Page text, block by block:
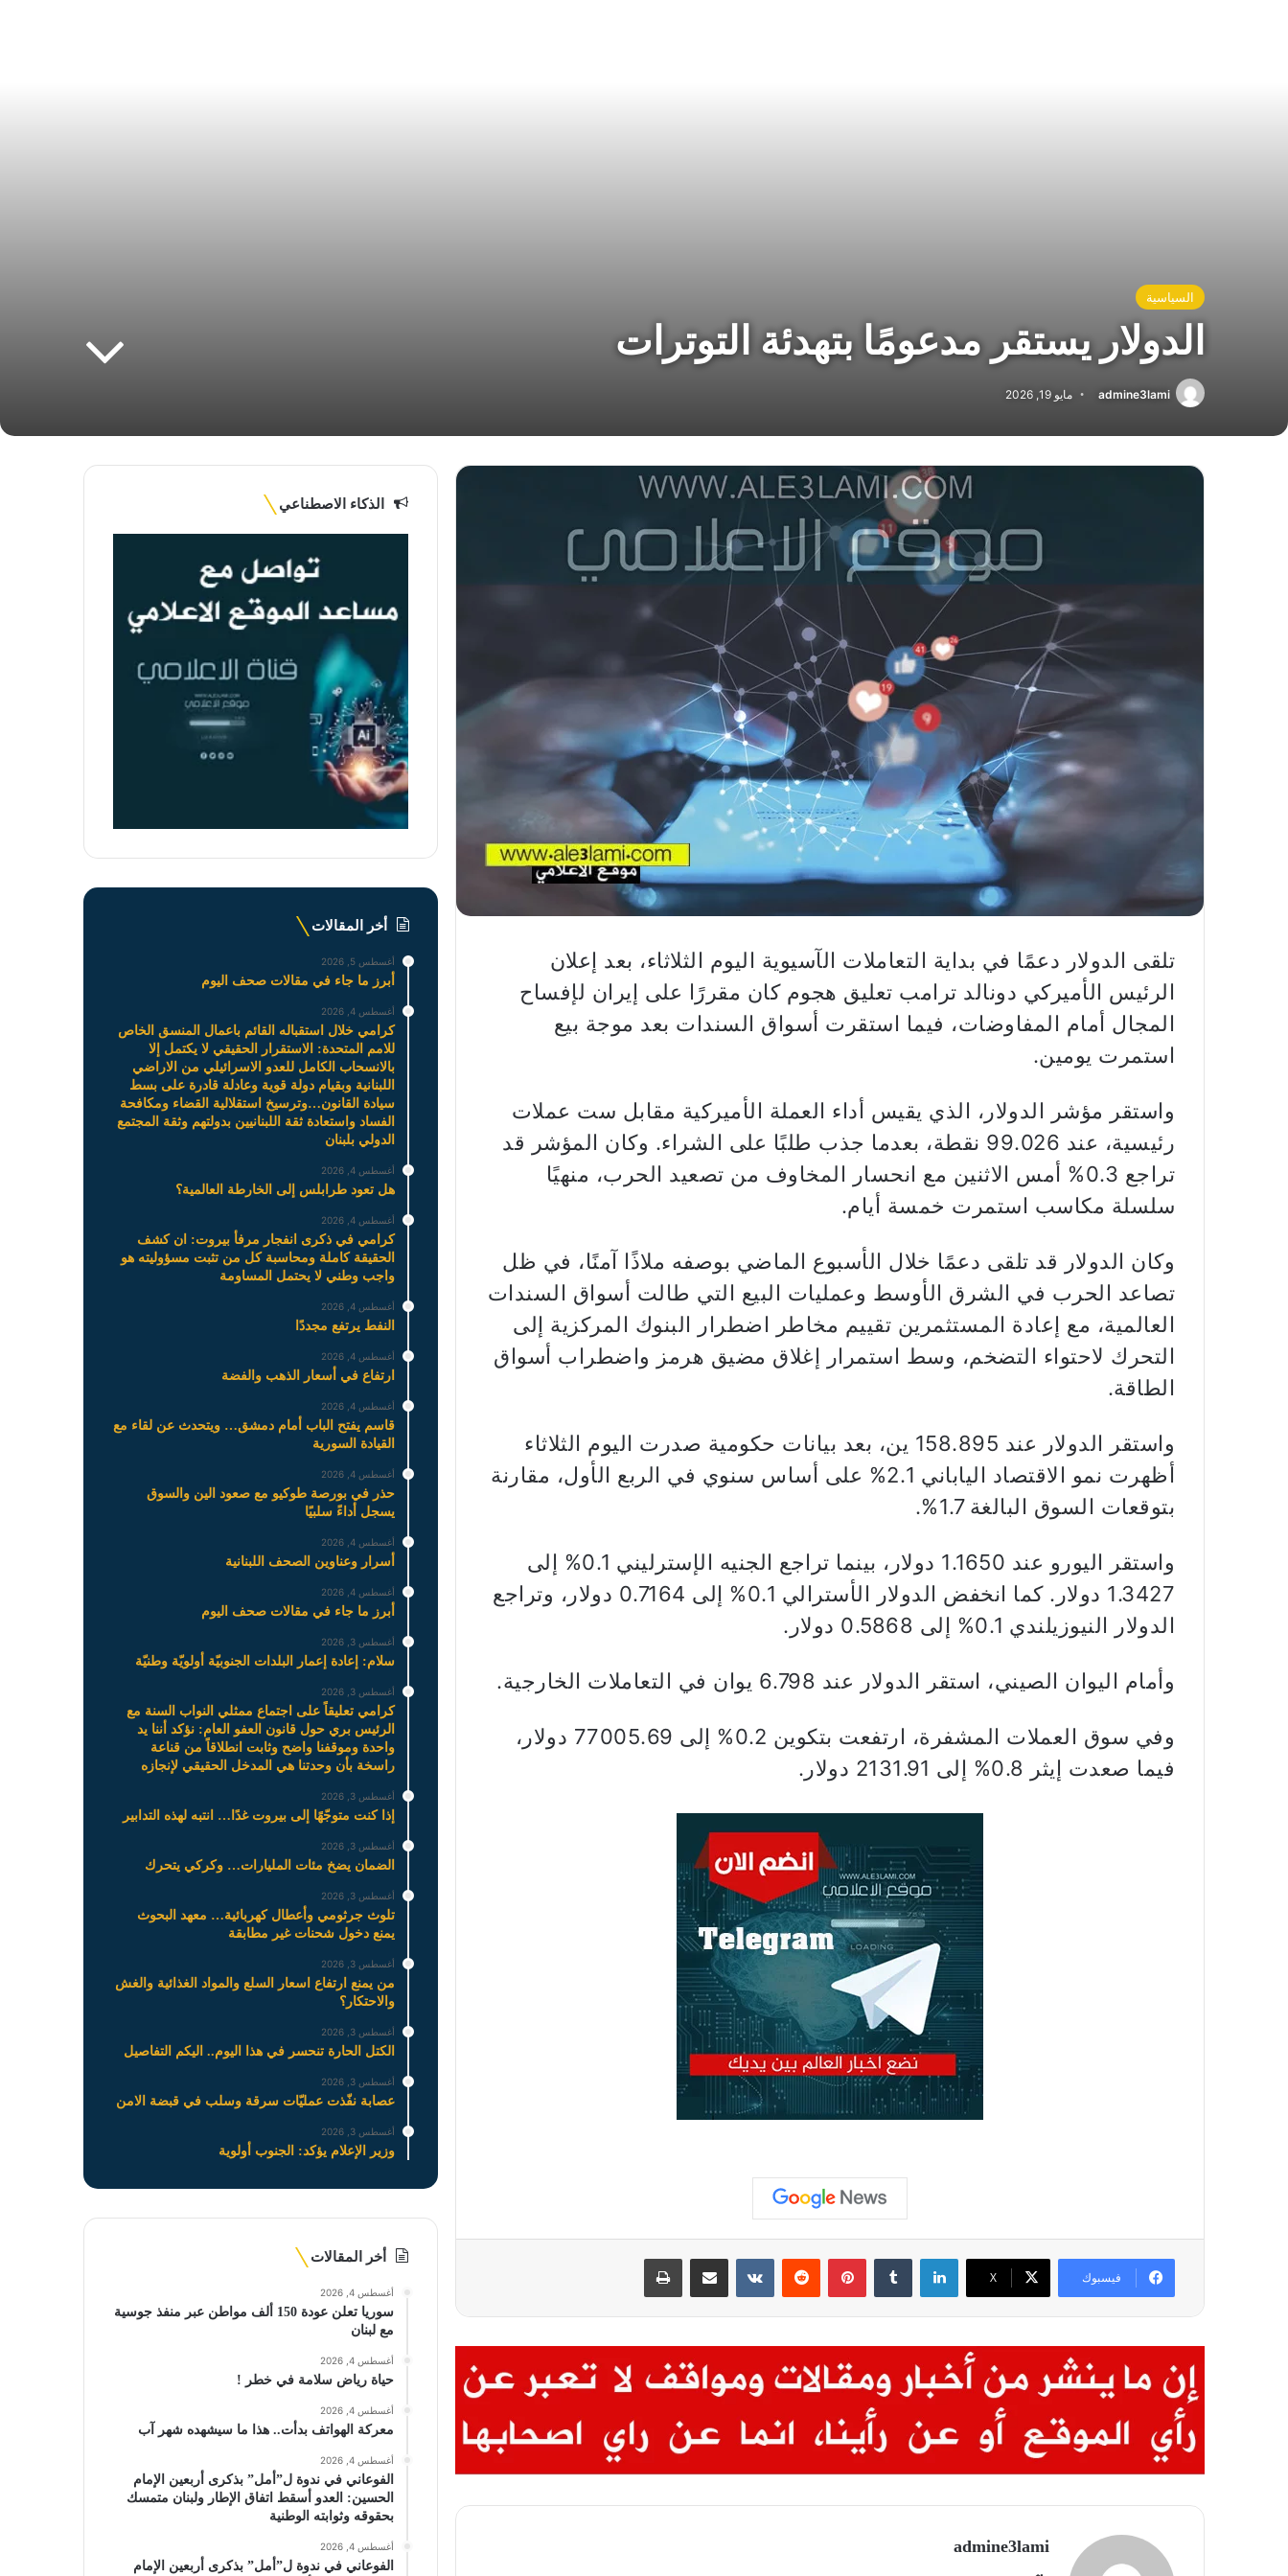
السياسية
الدولار يستقر مدعومًا بتهدئة التوترات
admine3lami مايو 19, 2026
تلقى الدولار دعمًا في بداية التعاملات الآسيوية اليوم الثلاثاء، بعد إعلان
الرئيس الأميركي دونالد ترامب تعليق هجوم كان مقررًا على إيران لإفساح
المجال أمام المفاوضات، فيما استقرت أسواق السندات بعد موجة بيع
استمرت يومين.
واستقر مؤشر الدولار، الذي يقيس أداء العملة الأميركية مقابل ست عملات
رئيسية، عند 99.026 نقطة، بعدما جذب طلبًا على الشراء. وكان المؤشر قد
تراجع 0.3% أمس الاثنين مع انحسار المخاوف من تصعيد الحرب، منهيًا
سلسلة مكاسب استمرت خمسة أيام.
وكان الدولار قد تلقى دعمًا خلال الأسبوع الماضي بوصفه ملاذًا آمنًا، في ظل
تصاعد الحرب في الشرق الأوسط وعمليات البيع التي طالت أسواق السندات
العالمية، مع إعادة المستثمرين تقييم مخاطر اضطرار البنوك المركزية إلى
التحرك لاحتواء التضخم، وسط استمرار إغلاق مضيق هرمز واضطراب أسواق
الطاقة.
واستقر الدولار عند 158.895 ين، بعد بيانات حكومية صدرت اليوم الثلاثاء
أظهرت نمو الاقتصاد الياباني 2.1% على أساس سنوي في الربع الأول، مقارنة
بتوقعات السوق البالغة 1.7%.
واستقر اليورو عند 1.1650 دولار، بينما تراجع الجنيه الإسترليني 0.1% إلى
1.3427 دولار. كما انخفض الدولار الأسترالي 0.1% إلى 0.7164 دولار، وتراجع
الدولار النيوزيلندي 0.1% إلى 0.5868 دولار.
وأمام اليوان الصيني، استقر الدولار عند 6.798 يوان في التعاملات الخارجية.
وفي سوق العملات المشفرة، ارتفعت بتكوين 0.2% إلى 77005.69 دولار،
فيما صعدت إيثر 0.8% إلى 2131.91 دولار.
فيسبوك X
لينكدإن بينتيريست مشاركة عبر البريد طباعة
admine3lami
الذكاء الاصطناعي
أخر المقالات
أغسطس 5, 2026
أبرز ما جاء في مقالات صحف اليوم
أغسطس 4, 2026
كرامي خلال استقباله القائم باعمال المنسق الخاص
للامم المتحدة: الاستقرار الحقيقي لا يكتمل إلا
بالانسحاب الكامل للعدو الاسرائيلي من الاراضي
اللبنانية وبقيام دولة قوية وعادلة قادرة على بسط
سيادة القانون…وترسيخ استقلالية القضاء ومكافحة
الفساد واستعادة ثقة اللبنانيين بدولتهم وثقة المجتمع
الدولي بلبنان
أغسطس 4, 2026
هل تعود طرابلس إلى الخارطة العالمية؟
أغسطس 4, 2026
كرامي في ذكرى انفجار مرفأ بيروت: ان كشف
الحقيقة كاملة ومحاسبة كل من تثبت مسؤوليته هو
واجب وطني لا يحتمل المساومة
أغسطس 4, 2026
النفط يرتفع مجددًا
أغسطس 4, 2026
ارتفاع في أسعار الذهب والفضة
أغسطس 4, 2026
قاسم يفتح الباب أمام دمشق… ويتحدث عن لقاء مع
القيادة السورية
أغسطس 4, 2026
حذر في بورصة طوكيو مع صعود الين والسوق
يسجل أداءً سلبيًا
أغسطس 4, 2026
أسرار وعناوين الصحف اللبنانية
أغسطس 4, 2026
أبرز ما جاء في مقالات صحف اليوم
أغسطس 3, 2026
سلام: إعادة إعمار البلدات الجنوبيّة أولويّة وطنيّة
أغسطس 3, 2026
كرامي تعليقاً على اجتماع ممثلي النواب السنة مع
الرئيس بري حول قانون العفو العام: نؤكد أننا يد
واحدة وموقفنا واضح وثابت انطلاقاً من قناعة
راسخة بأن وحدتنا هي المدخل الحقيقي لإنجازه
أغسطس 3, 2026
إذا كنت متوجّهًا إلى بيروت غدًا… انتبه لهذه التدابير
أغسطس 3, 2026
الضمان يضخ مئات المليارات… وكركي يتحرك
أغسطس 3, 2026
تلوث جرثومي وأعطال كهربائية… معهد البحوث
يمنع دخول شحنات غير مطابقة
أغسطس 3, 2026
من يمنع ارتفاع اسعار السلع والمواد الغذائية والغش
والاحتكار؟
أغسطس 3, 2026
الكتل الحارة تنحسر في هذا اليوم.. اليكم التفاصيل
أغسطس 3, 2026
عصابة نفّذت عمليّات سرقة وسلب في قبضة الامن
أغسطس 3, 2026
وزير الإعلام يؤكد: الجنوب أولوية
أخر المقالات
أغسطس 4, 2026
سوريا تعلن عودة 150 ألف مواطن عبر منفذ جوسية
مع لبنان
أغسطس 4, 2026
حياة رياض سلامة في خطر !
أغسطس 4, 2026
معركة الهواتف بدأت.. هذا ما سيشهده شهر آب
أغسطس 4, 2026
الفوعاني في ندوة ل”أمل” بذكرى أربعين الإمام
الحسين: العدو أسقط اتفاق الإطار ولبنان متمسك
بحقوقه وثوابته الوطنية
أغسطس 4, 2026
الفوعاني في ندوة ل”أمل” بذكرى أربعين الإمام